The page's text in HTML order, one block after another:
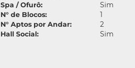
Spa / Ofurô:
Sim
N° de Blocos:
1
N° Aptos por Andar:
2
Hall Social: Sim